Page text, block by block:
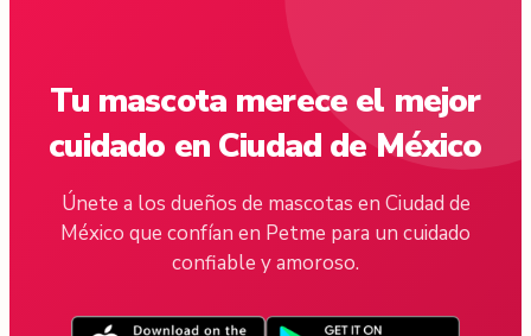
Tu mascota merece el mejor
cuidado en Ciudad de México
Únete a los dueños de mascotas en Ciudad de
México que confían en Petme para un cuidado
confiable y amoroso.